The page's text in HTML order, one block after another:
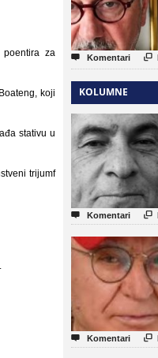
poentira za
koji
stativu u
trijumf
 Komentari 
KOLUMNE
 Komentari 
 Komentari 